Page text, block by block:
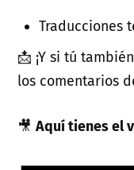
Traducciones
📩 ¡Y si tú
los comentarios
🎥Aquí tienes el